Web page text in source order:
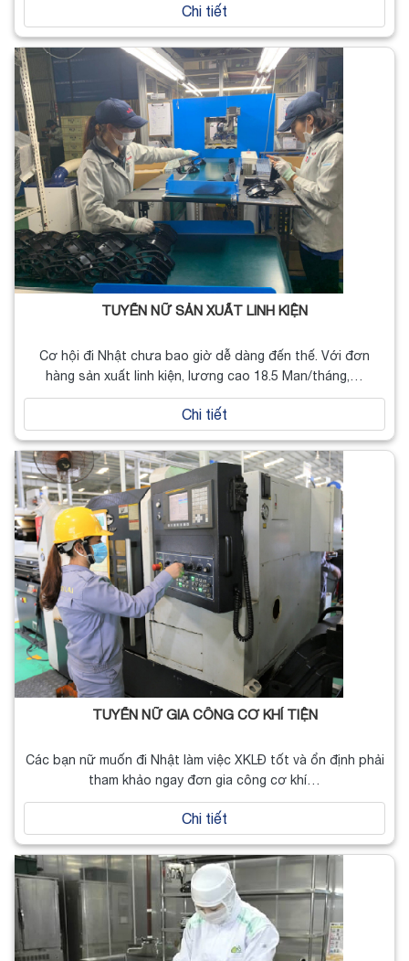
Chi tiết
TUYỂN NỮ SẢN XUẤT LINH KIỆN
Cơ hội đi Nhật chưa bao giờ dễ dàng đến thế. Với đơn
hàng sản xuất linh kiện, lương cao 18.5 Man/tháng,…
Chi tiết
TUYỂN NỮ GIA CÔNG CƠ KHÍ TIỆN
Các bạn nữ muốn đi Nhật làm việc XKLĐ tốt và ổn định phải
tham khảo ngay đơn gia công cơ khí…
Chi tiết